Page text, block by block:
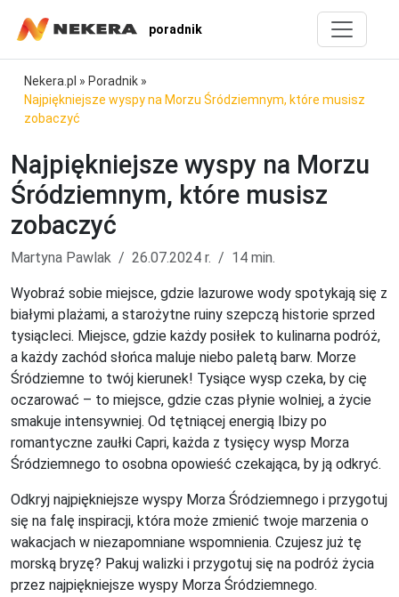
poradnik
Nekera.pl » Poradnik »
Najpiękniejsze wyspy na Morzu Śródziemnym, które musisz
zobaczyć
Najpiękniejsze wyspy na Morzu
Śródziemnym, które musisz
zobaczyć
Martyna Pawlak 26.07.2024 r. 14 min.
Wyobraź sobie miejsce, gdzie lazurowe wody spotykają się z
białymi plażami, a starożytne ruiny szepczą historie sprzed
tysiącleci. Miejsce, gdzie każdy posiłek to kulinarna podróż,
a każdy zachód słońca maluje niebo paletą barw. Morze
Śródziemne to twój kierunek! Tysiące wysp czeka, by cię
oczarować – to miejsce, gdzie czas płynie wolniej, a życie
smakuje intensywniej. Od tętniącej energią Ibizy po
romantyczne zaułki Capri, każda z tysięcy wysp Morza
Śródziemnego to osobna opowieść czekająca, by ją odkryć.
Odkryj najpiękniejsze wyspy Morza Śródziemnego i przygotuj
się na falę inspiracji, która może zmienić twoje marzenia o
wakacjach w niezapomniane wspomnienia. Czujesz już tę
morską bryzę? Pakuj walizki i przygotuj się na podróż życia
przez najpiękniejsze wyspy Morza Śródziemnego.